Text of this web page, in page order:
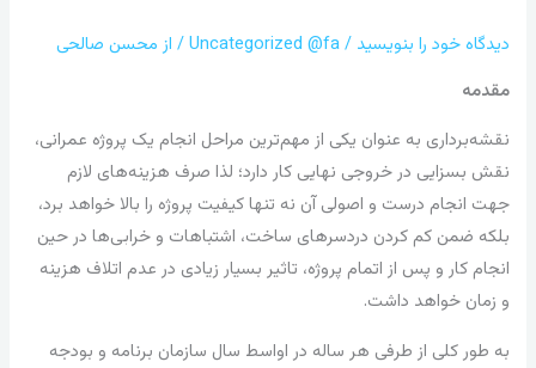
دیدگاه‌ خود را بنویسید /
Uncategorized @fa/ از محسن صالحی
مقدمه
نقشه‌برداری به عنوان یکی از مهم‌ترین مراحل انجام یک پروژه عمرانی،
نقش بسزایی در خروجی نهایی کار دارد؛ لذا صرف هزینه‌های لازم
جهت انجام درست و اصولی آن نه تنها کیفیت پروژه را بالا خواهد برد،
بلکه ضمن کم کردن دردسرهای ساخت، اشتباهات و خرابی‌ها در حین
انجام کار و پس از اتمام پروژه، تاثیر بسیار زیادی در عدم اتلاف هزینه
و زمان خواهد داشت.
به طور کلی از طرفی هر ساله در اواسط سال سازمان برنامه و بودجه